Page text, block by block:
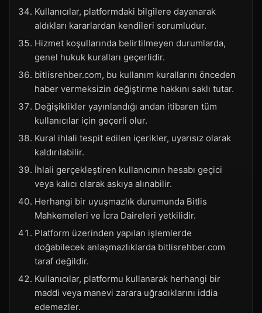
Kullanıcılar, platformdaki bilgilere dayanarak
aldıkları kararlardan kendileri sorumludur.
Hizmet koşullarında belirtilmeyen durumlarda,
genel hukuk kuralları geçerlidir.
bitlisrehber.com, bu kullanım kurallarını önceden
haber vermeksizin değiştirme hakkını saklı tutar.
Değişiklikler yayınlandığı andan itibaren tüm
kullanıcılar için geçerli olur.
Kural ihlali tespit edilen içerikler, uyarısız olarak
kaldırılabilir.
İhlali gerçekleştiren kullanıcının hesabı geçici
veya kalıcı olarak askıya alınabilir.
Herhangi bir uyuşmazlık durumunda Bitlis
Mahkemeleri ve İcra Daireleri yetkilidir.
Platform üzerinden yapılan işlemlerde
doğabilecek anlaşmazlıklarda bitlisrehber.com
taraf değildir.
Kullanıcılar, platformu kullanarak herhangi bir
maddi veya manevi zarara uğradıklarını iddia
edemezler.